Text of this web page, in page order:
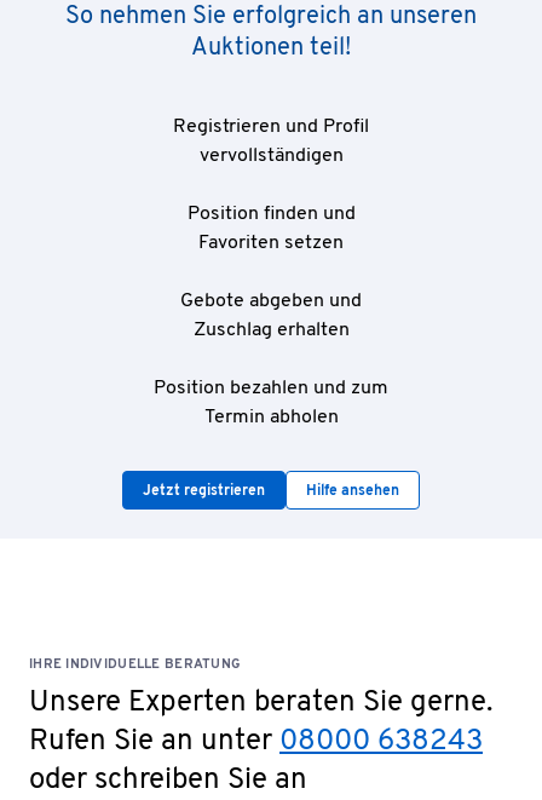
So nehmen Sie erfolgreich an unseren
Auktionen teil!
Registrieren und Profil
vervollständigen
Position finden und
Favoriten setzen
Gebote abgeben und
Zuschlag erhalten
Position bezahlen und zum
Termin abholen
Jetzt registrieren Hilfe ansehen
IHRE INDIVIDUELLE BERATUNG
Unsere Experten beraten Sie gerne.
Rufen Sie an unter 08000 638243
oder schreiben Sie an